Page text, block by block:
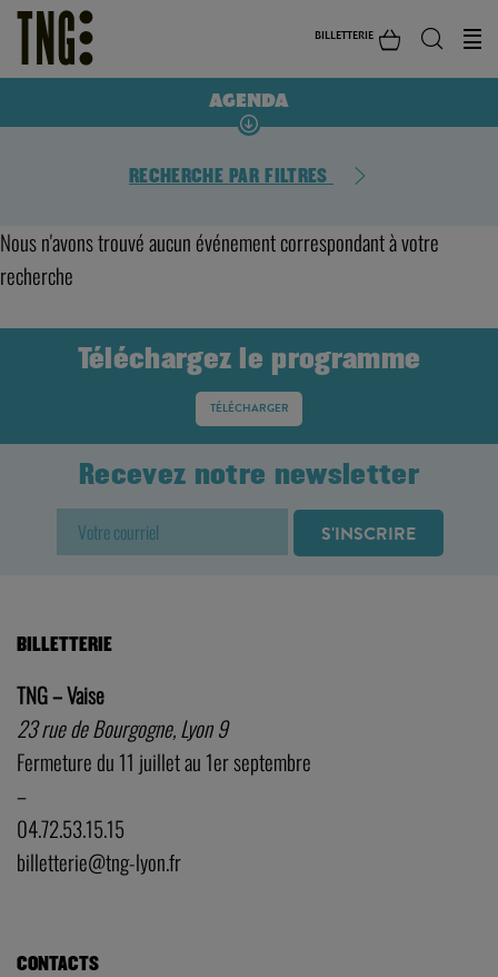
BILLETTERIE
AGENDA
RECHERCHE PAR FILTRES
Nous n'avons trouvé aucun événement correspondant à votre
recherche
Téléchargez le programme
TÉLÉCHARGER
Recevez notre newsletter
BILLETTERIE
TNG – Vaise
23 rue de Bourgogne, Lyon 9
Fermeture du 11 juillet au 1er septembre
–
04.72.53.15.15
billetterie@tng-lyon.fr
CONTACTS